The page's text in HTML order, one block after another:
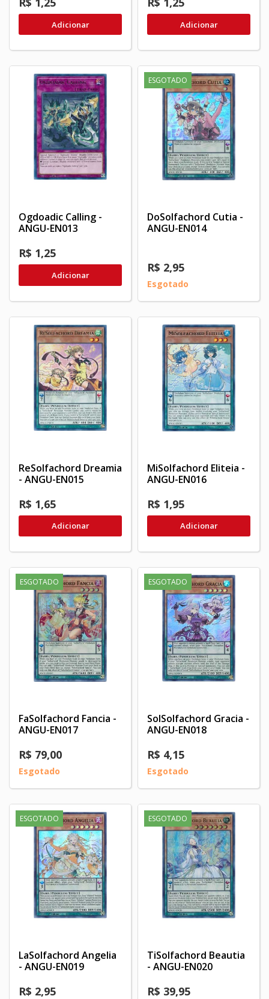
Adicionar Adicionar
Ogdoadic Calling -
ANGU-EN013
R$ 1,25
Adicionar
ESGOTADO
DoSolfachord Cutia -
ANGU-EN014
R$ 2,95
Esgotado
ReSolfachord Dreamia
- ANGU-EN015
R$ 1,65
Adicionar
MiSolfachord Eliteia -
ANGU-EN016
R$ 1,95
Adicionar
ESGOTADO
FaSolfachord Fancia -
ANGU-EN017
R$ 79,00
Esgotado
ESGOTADO
SolSolfachord Gracia -
ANGU-EN018
R$ 4,15
Esgotado
ESGOTADO
LaSolfachord Angelia
- ANGU-EN019
R$ 2,95
ESGOTADO
TiSolfachord Beautia
- ANGU-EN020
R$ 39,95